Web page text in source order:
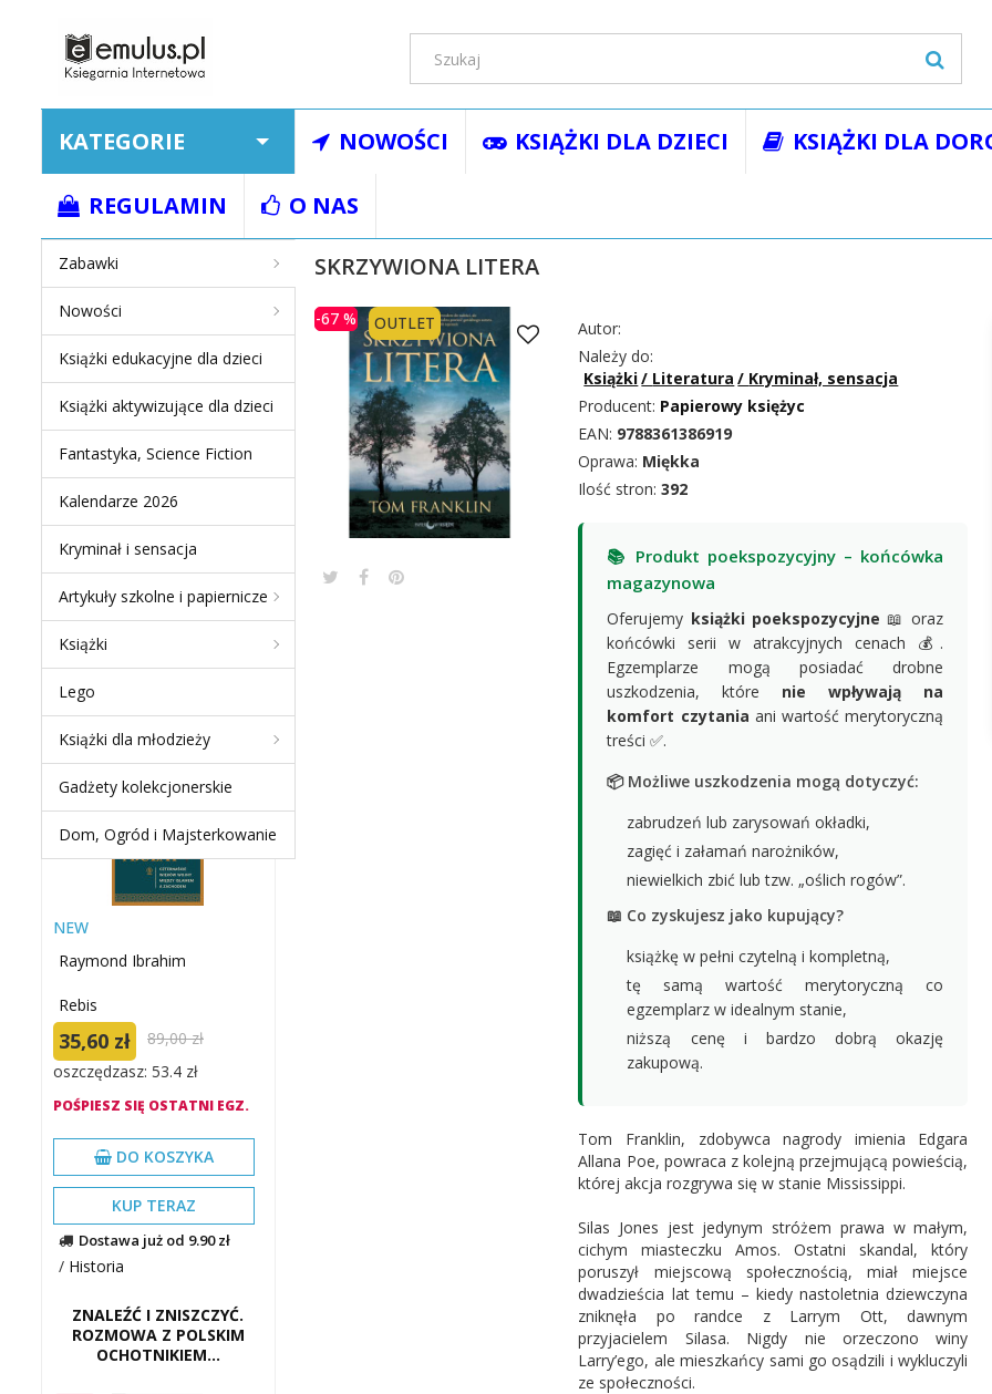
KATEGORIE
Zabawki
Nowości
Książki edukacyjne dla dzieci
Książki aktywizujące dla dzieci
Fantastyka, Science Fiction
Kalendarze 2026
Kryminał i sensacja
Artykuły szkolne i papiernicze
Książki
Lego
Książki dla młodzieży
Gadżety kolekcjonerskie
Dom, Ogród i Majsterkowanie
NOWOŚCI KSIĄŻKI DLA DZIECI KSIĄŻKI DLA
REGULAMIN O NASStrona główna
NEW PRODUCTS
CZTERNAŚCIE WIEKÓW
WOJNY MIĘDZY ISLAMEM
A...
-60 %
NEW
Raymond Ibrahim
Rebis
35,60 zł
89,00 zł
oszczędzasz: 53.4 zł
POŚPIESZ SIĘ OSTATNI EGZ.
DO KOSZYKA
KUP TERAZ
Dostawa już od 9.90 zł
/ Historia
ZNALEŹĆ I ZNISZCZYĆ.
ROZMOWA Z POLSKIM
OCHOTNIKIEM...
SKRZYWIONA LITERA
-67 % OUTLET
Autor:
Należy do:
Książki/ Literatura / Kryminał, sensacja
Producent: Papierowy księżyc
EAN: 9788361386919
Oprawa: Miękka
Ilość stron: 392
📚 Produkt poekspozycyjny – końcówka
magazynowa
Oferujemy książki poekspozycyjne 📖 oraz
końcówki serii w atrakcyjnych cenach 💰.
Egzemplarze mogą posiadać drobne
uszkodzenia, które nie wpływają na
komfort czytania ani wartość merytoryczną
treści ✅.
📦 Możliwe uszkodzenia mogą dotyczyć:
zabrudzeń lub zarysowań okładki,
zagięć i załamań narożników,
niewielkich zbić lub tzw. „oślich rogów”.
📖 Co zyskujesz jako kupujący?
książkę w pełni czytelną i kompletną,
tę samą wartość merytoryczną co
egzemplarz w idealnym stanie,
niższą cenę i bardzo dobrą okazję
zakupową.
Tom Franklin, zdobywca nagrody imienia Edgara
Allana Poe, powraca z kolejną przejmującą powieścią,
której akcja rozgrywa się w stanie Mississippi.
Silas Jones jest jedynym stróżem prawa w małym,
cichym miasteczku Amos. Ostatni skandal, który
poruszył miejscową społecznością, miał miejsce
dwadzieścia lat temu – kiedy nastoletnia dziewczyna
zniknęła po randce z Larrym Ott, dawnym
przyjacielem Silasa. Nigdy nie orzeczono winy
Larry’ego, ale mieszkańcy sami go osądzili i wykluczyli
ze społeczności.